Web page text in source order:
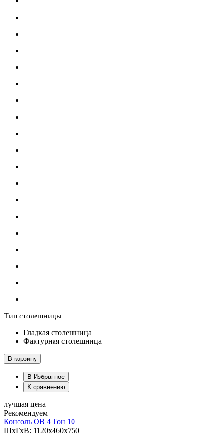
Тип столешницы
Гладкая столешница
Фактурная столешница
В корзину
В Избранное
К сравнению
лучшая цена
Рекомендуем
Консоль ОВ 4 Тон 10
ШхГхВ: 1120х460х750